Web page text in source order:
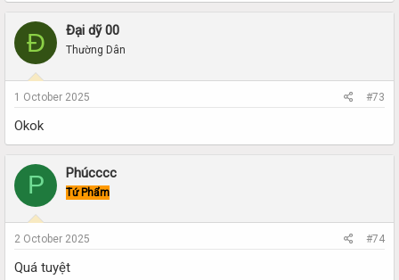
Đ Đại dỹ 00
Thường Dân
1 October 2025 #73
Okok
P Phúcccc
Tứ Phẩm
2 October 2025 #74
Quá tuyệt